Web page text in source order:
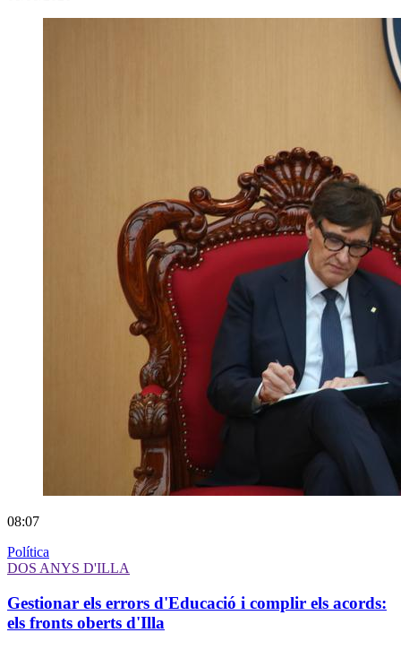
08:07
Política
DOS ANYS D'ILLA
Gestionar els errors d'Educació i complir els acords:
els fronts oberts d'Illa